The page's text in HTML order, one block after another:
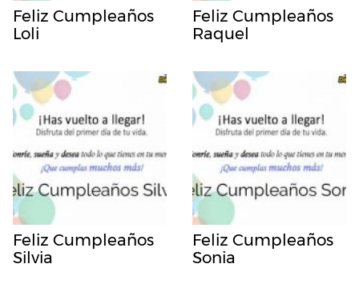
Feliz Cumpleaños
Loli
Feliz Cumpleaños
Raquel
Feliz Cumpleaños
Silvia
Feliz Cumpleaños
Sonia